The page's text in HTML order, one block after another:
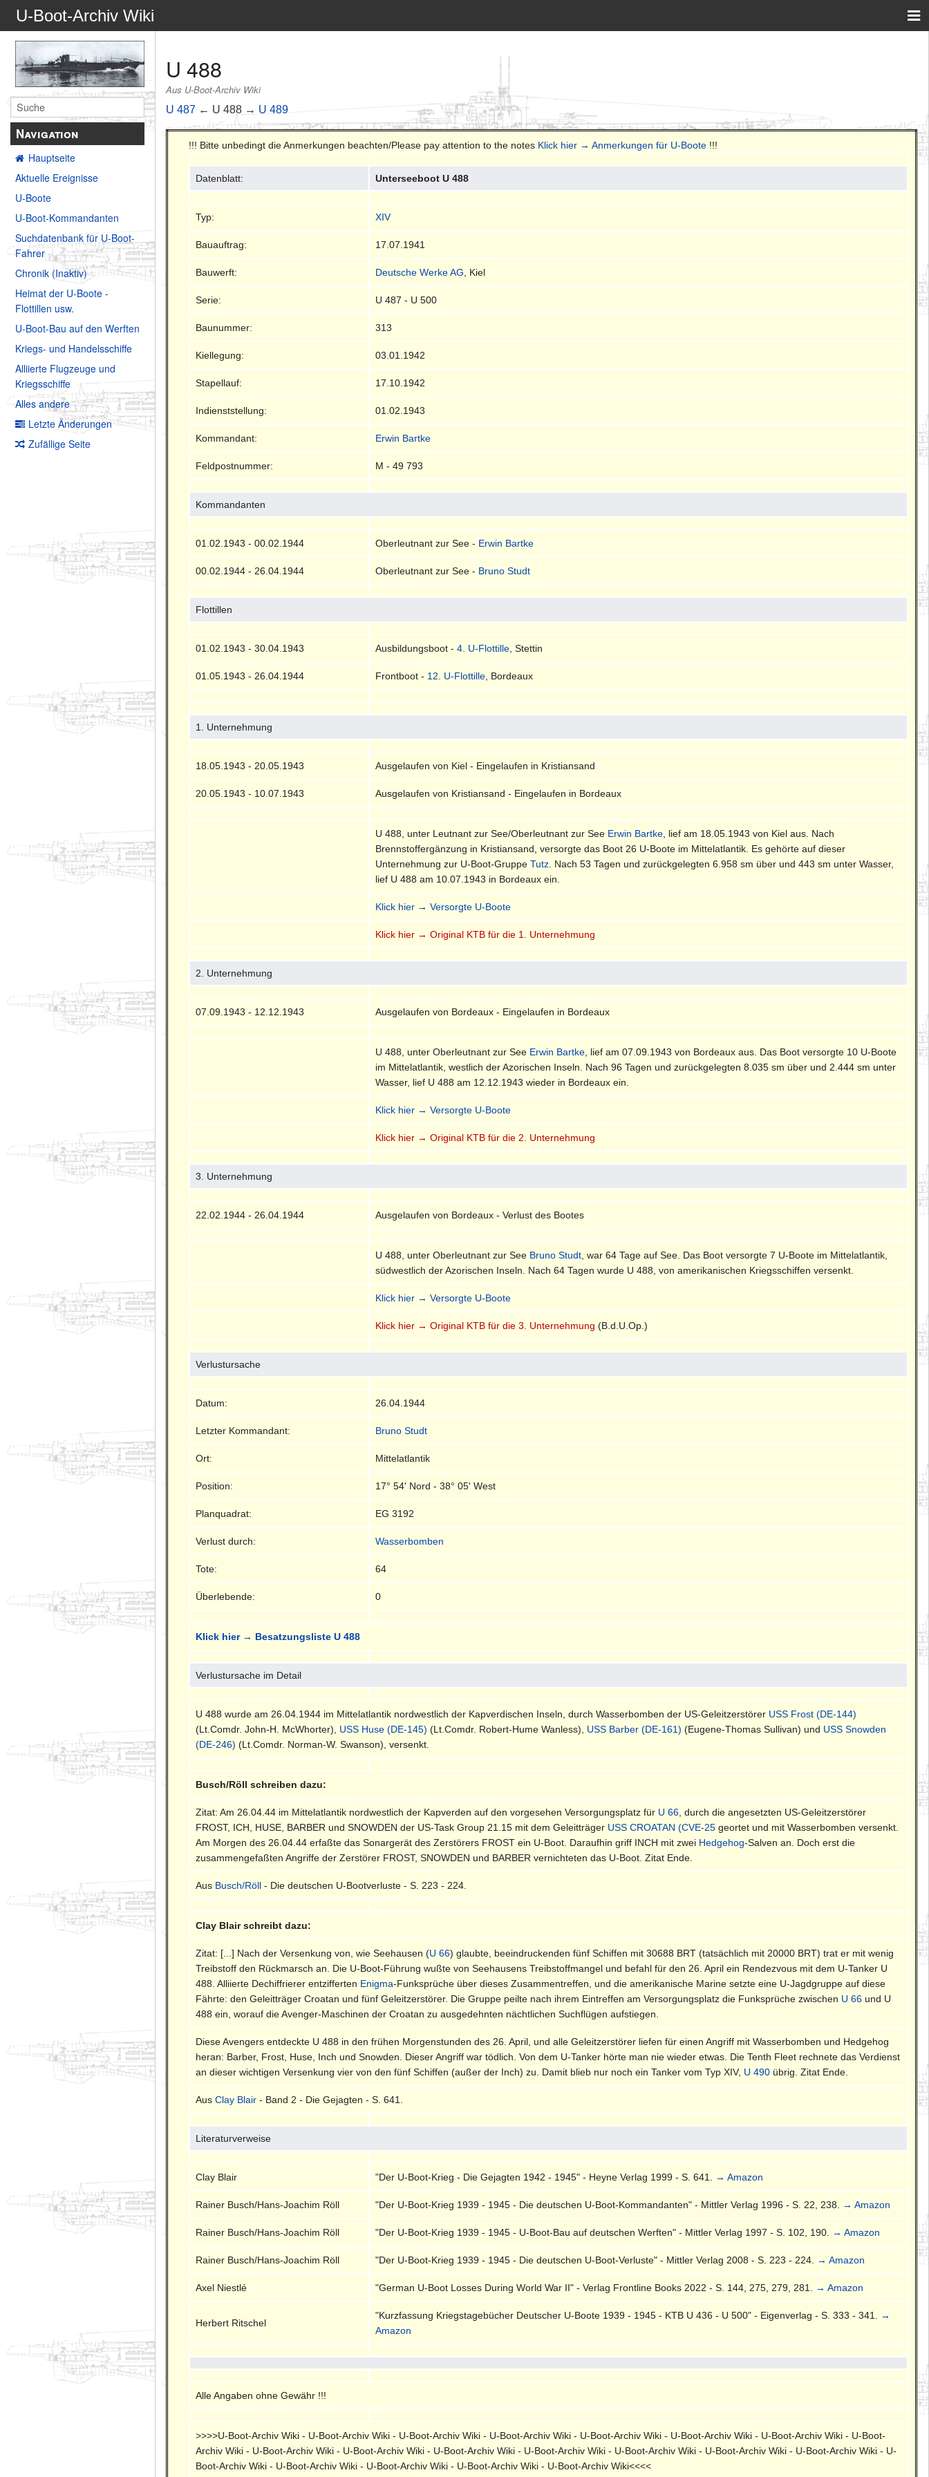
U-Boot-Archiv Wiki
Navigation
Hauptseite
Aktuelle Ereignisse
U-Boote
U-Boot-Kommandanten
Suchdatenbank für U-Boot-
Fahrer
Chronik (Inaktiv)
Heimat der U-Boote -
Flottillen usw.
U-Boot-Bau auf den Werften
Kriegs- und Handelsschiffe
Alliierte Flugzeuge und
Kriegsschiffe
Alles andere
Letzte Änderungen
Zufällige Seite
U 488
Aus U-Boot-Archiv Wiki
U 487 ← U 488 → U 489
!!! Bitte unbedingt die Anmerkungen beachten/Please pay attention to the notes Klick hier → Anmerkungen für U-Boote !!!
Datenblatt: Unterseeboot U 488
Typ: XIV
Bauauftrag: 17.07.1941
Bauwerft: Deutsche Werke AG , Kiel
Serie: U 487 - U 500
Baunummer: 313
Kiellegung: 03.01.1942
Stapellauf: 17.10.1942
Indienststellung: 01.02.1943
Kommandant: Erwin Bartke
Feldpostnummer: M - 49 793
Kommandanten
01.02.1943 - 00.02.1944 Oberleutnant zur See - Erwin Bartke
00.02.1944 - 26.04.1944 Oberleutnant zur See - Bruno Studt
Flottillen
01.02.1943 - 30.04.1943 Ausbildungsboot -4. U-Flottille , Stettin
01.05.1943 - 26.04.1944 Frontboot - 12. U-Flottille , Bordeaux
1. Unternehmung
18.05.1943 - 20.05.1943 Ausgelaufen von Kiel - Eingelaufen in Kristiansand
20.05.1943 - 10.07.1943 Ausgelaufen von Kristiansand - Eingelaufen in Bordeaux
U 488, unter Leutnant zur See/Oberleutnant zur See Erwin Bartke , lief am 18.05.1943 von Kiel aus. Nach
Brennstoffergänzung in Kristiansand, versorgte das Boot 26 U-Boote im Mittelatlantik. Es gehörte auf dieser
Unternehmung zur U-Boot-GruppeTutz . Nach 53 Tagen und zurückgelegten 6.958 sm über und 443 sm unter Wasser,
lief U 488 am 10.07.1943 in Bordeaux ein.
Klick hier → Versorgte U-Boote
Klick hier → Original KTB für die 1. Unternehmung
2. Unternehmung
07.09.1943 - 12.12.1943 Ausgelaufen von Bordeaux - Eingelaufen in Bordeaux
U 488, unter Oberleutnant zur See Erwin Bartke , lief am 07.09.1943 von Bordeaux aus. Das Boot versorgte 10 U-Boote
im Mittelatlantik, westlich der Azorischen Inseln. Nach 96 Tagen und zurückgelegten 8.035 sm über und 2.444 sm unter
Wasser, lief U 488 am 12.12.1943 wieder in Bordeaux ein.
Klick hier → Versorgte U-Boote
Klick hier → Original KTB für die 2. Unternehmung
3. Unternehmung
22.02.1944 - 26.04.1944 Ausgelaufen von Bordeaux - Verlust des Bootes
U 488, unter Oberleutnant zur See Bruno Studt , war 64 Tage auf See. Das Boot versorgte 7 U-Boote im Mittelatlantik,
südwestlich der Azorischen Inseln. Nach 64 Tagen wurde U 488, von amerikanischen Kriegsschiffen versenkt.
Klick hier → Versorgte U-Boote
Klick hier → Original KTB für die 3. Unternehmung (B.d.U.Op.)
Verlustursache
Datum: 26.04.1944
Letzter Kommandant: Bruno Studt
Ort: Mittelatlantik
Position: 17° 54' Nord - 38° 05' West
Planquadrat: EG 3192
Verlust durch: Wasserbomben
Tote: 64
Überlebende: 0
Klick hier → Besatzungsliste U 488
Verlustursache im Detail
U 488 wurde am 26.04.1944 im Mittelatlantik nordwestlich der Kapverdischen Inseln, durch Wasserbomben der US-Geleitzerstörer USS Frost (DE-144)
(Lt.Comdr. John-H. McWhorter), USS Huse (DE-145) (Lt.Comdr. Robert-Hume Wanless), USS Barber (DE-161) (Eugene-Thomas Sullivan) und USS Snowden
(DE-246) (Lt.Comdr. Norman-W. Swanson), versenkt.
Busch/Röll schreiben dazu:
Zitat: Am 26.04.44 im Mittelatlantik nordwestlich der Kapverden auf den vorgesehen Versorgungsplatz für U 66 , durch die angesetzten US-Geleitzerstörer
FROST, ICH, HUSE, BARBER und SNOWDEN der US-Task Group 21.15 mit dem Geleitträger USS CROATAN (CVE-25 geortet und mit Wasserbomben versenkt.
Am Morgen des 26.04.44 erfaßte das Sonargerät des Zerstörers FROST ein U-Boot. Daraufhin griff INCH mit zwei Hedgehog-Salven an. Doch erst die
zusammengefaßten Angriffe der Zerstörer FROST, SNOWDEN und BARBER vernichteten das U-Boot. Zitat Ende.
Aus Busch/Röll - Die deutschen U-Bootverluste - S. 223 - 224.
Clay Blair schreibt dazu:
Zitat: [...] Nach der Versenkung von, wie Seehausen (U 66) glaubte, beeindruckenden fünf Schiffen mit 30688 BRT (tatsächlich mit 20000 BRT) trat er mit wenig
Treibstoff den Rückmarsch an. Die U-Boot-Führung wußte von Seehausens Treibstoffmangel und befahl für den 26. April ein Rendezvous mit dem U-Tanker U
488. Alliierte Dechiffrierer entzifferten Enigma-Funksprüche über dieses Zusammentreffen, und die amerikanische Marine setzte eine U-Jagdgruppe auf diese
Fährte: den Geleitträger Croatan und fünf Geleitzerstörer. Die Gruppe peilte nach ihrem Eintreffen am Versorgungsplatz die Funksprüche zwischen U 66 und U
488 ein, worauf die Avenger-Maschinen der Croatan zu ausgedehnten nächtlichen Suchflügen aufstiegen.
Diese Avengers entdeckte U 488 in den frühen Morgenstunden des 26. April, und alle Geleitzerstörer liefen für einen Angriff mit Wasserbomben und Hedgehog
heran: Barber, Frost, Huse, Inch und Snowden. Dieser Angriff war tödlich. Von dem U-Tanker hörte man nie wieder etwas. Die Tenth Fleet rechnete das Verdienst
an dieser wichtigen Versenkung vier von den fünf Schiffen (außer der Inch) zu. Damit blieb nur noch ein Tanker vom Typ XIV, U 490 übrig. Zitat Ende.
AusClay Blair - Band 2 - Die Gejagten - S. 641.
Literaturverweise
Clay Blair "Der U-Boot-Krieg - Die Gejagten 1942 - 1945" - Heyne Verlag 1999 - S. 641. → Amazon
Rainer Busch/Hans-Joachim Röll "Der U-Boot-Krieg 1939 - 1945 - Die deutschen U-Boot-Kommandanten" - Mittler Verlag 1996 - S. 22, 238. → Amazon
Rainer Busch/Hans-Joachim Röll "Der U-Boot-Krieg 1939 - 1945 - U-Boot-Bau auf deutschen Werften" - Mittler Verlag 1997 - S. 102, 190. → Amazon
Rainer Busch/Hans-Joachim Röll "Der U-Boot-Krieg 1939 - 1945 - Die deutschen U-Boot-Verluste" - Mittler Verlag 2008 - S. 223 - 224. → Amazon
Axel Niestlé "German U-Boot Losses During World War II" - Verlag Frontline Books 2022 - S. 144, 275, 279, 281. → Amazon
Herbert Ritschel
"Kurzfassung Kriegstagebücher Deutscher U-Boote 1939 - 1945 - KTB U 436 - U 500" - Eigenverlag - S. 333 - 341. →
Amazon
Alle Angaben ohne Gewähr !!!
>>>>U-Boot-Archiv Wiki - U-Boot-Archiv Wiki - U-Boot-Archiv Wiki - U-Boot-Archiv Wiki - U-Boot-Archiv Wiki - U-Boot-Archiv Wiki - U-Boot-Archiv Wiki - U-Boot-
Archiv Wiki - U-Boot-Archiv Wiki - U-Boot-Archiv Wiki - U-Boot-Archiv Wiki - U-Boot-Archiv Wiki - U-Boot-Archiv Wiki - U-Boot-Archiv Wiki - U-Boot-Archiv Wiki - U-
Boot-Archiv Wiki - U-Boot-Archiv Wiki - U-Boot-Archiv Wiki - U-Boot-Archiv Wiki - U-Boot-Archiv Wiki<<<<